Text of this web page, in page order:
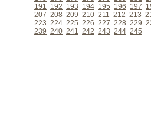
191 192 193 194 195 196 197
207 208 209 210 211 212 213
223 224 225 226 227 228 229
239 240 241 242 243 244 245